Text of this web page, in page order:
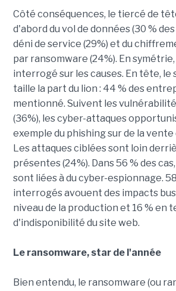
Côté conséquences, le tiercé de
d'abord du vol de données (30 %
déni de service (29%) et du
par ransomware (24%). En
interrogé sur les causes. En tête, le
taille la part du lion : 44 % des
mentionné. Suivent les
(36%), les cyber-attaques
exemple du phishing sur de la vente
Les attaques ciblées sont loin
présentes (24%). Dans 56 % des
sont liées à du cyber-espionnage. 58
interrogés avouent des impacts
niveau de la production et 16 % en
d'indisponibilité du site web.
Le ransomware, star de l'année
Bien entendu, le ransomware (ou